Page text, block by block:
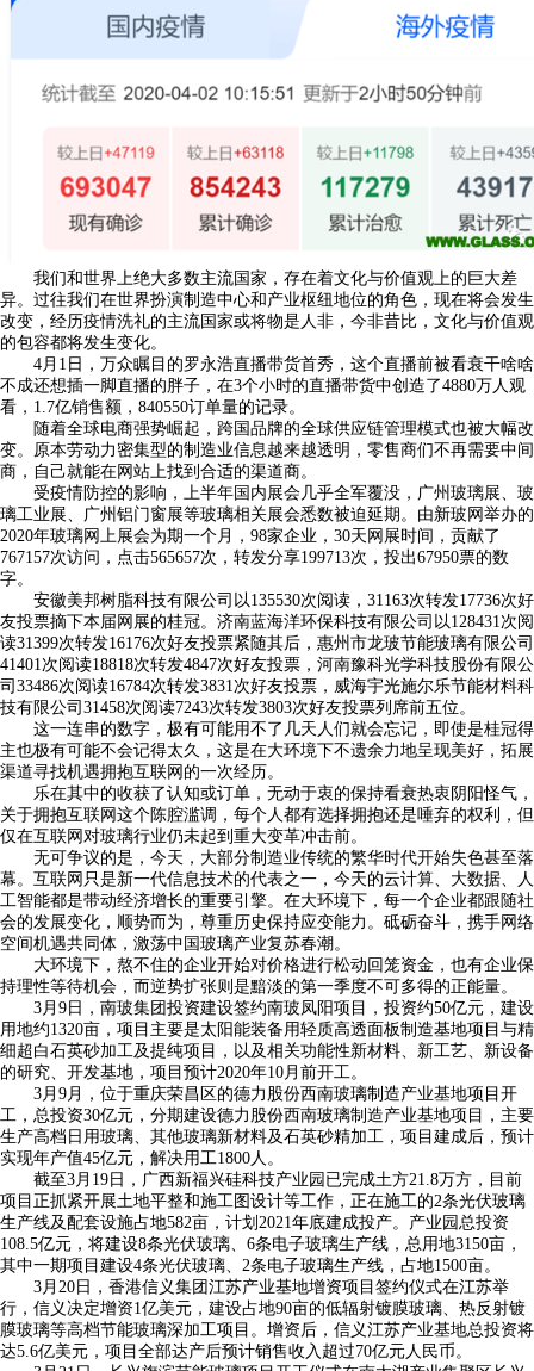
我们和世界上绝大多数主流国家，存在着文化与价值观上的巨大差
异。过往我们在世界扮演制造中心和产业枢纽地位的角色，现在将会发生
改变，经历疫情洗礼的主流国家或将物是人非，今非昔比，文化与价值观
的包容都将发生变化。
4月1日，万众瞩目的罗永浩直播带货首秀，这个直播前被看衰干啥啥
不成还想插一脚直播的胖子，在3个小时的直播带货中创造了4880万人观
看，1.7亿销售额，840550订单量的记录。
随着全球电商强势崛起，跨国品牌的全球供应链管理模式也被大幅改
变。原本劳动力密集型的制造业信息越来越透明，零售商们不再需要中间
商，自己就能在网站上找到合适的渠道商。
受疫情防控的影响，上半年国内展会几乎全军覆没，广州玻璃展、玻
璃工业展、广州铝门窗展等玻璃相关展会悉数被迫延期。由新玻网举办的
2020年玻璃网上展会为期一个月，98家企业，30天网展时间，贡献了
767157次访问，点击565657次，转发分享199713次，投出67950票的数
字。
安徽美邦树脂科技有限公司以135530次阅读，31163次转发17736次好
友投票摘下本届网展的桂冠。济南蓝海洋环保科技有限公司以128431次阅
读31399次转发16176次好友投票紧随其后，惠州市龙玻节能玻璃有限公司
41401次阅读18818次转发4847次好友投票，河南豫科光学科技股份有限公
司33486次阅读16784次转发3831次好友投票，威海宇光施尔乐节能材料科
技有限公司31458次阅读7243次转发3803次好友投票列席前五位。
这一连串的数字，极有可能用不了几天人们就会忘记，即使是桂冠得
主也极有可能不会记得太久，这是在大环境下不遗余力地呈现美好，拓展
渠道寻找机遇拥抱互联网的一次经历。
乐在其中的收获了认知或订单，无动于衷的保持看衰热衷阴阳怪气，
关于拥抱互联网这个陈腔滥调，每个人都有选择拥抱还是唾弃的权利，但
仅在互联网对玻璃行业仍未起到重大变革冲击前。
无可争议的是，今天，大部分制造业传统的繁华时代开始失色甚至落
幕。互联网只是新一代信息技术的代表之一，今天的云计算、大数据、人
工智能都是带动经济增长的重要引擎。在大环境下，每一个企业都跟随社
会的发展变化，顺势而为，尊重历史保持应变能力。砥砺奋斗，携手网络
空间机遇共同体，激荡中国玻璃产业复苏春潮。
大环境下，熬不住的企业开始对价格进行松动回笼资金，也有企业保
持理性等待机会，而逆势扩张则是黯淡的第一季度不可多得的正能量。
3月9日，南玻集团投资建设签约南玻凤阳项目，投资约50亿元，建设
用地约1320亩，项目主要是太阳能装备用轻质高透面板制造基地项目与精
细超白石英砂加工及提纯项目，以及相关功能性新材料、新工艺、新设备
的研究、开发基地，项目预计2020年10月前开工。
3月9月，位于重庆荣昌区的德力股份西南玻璃制造产业基地项目开
工，总投资30亿元，分期建设德力股份西南玻璃制造产业基地项目，主要
生产高档日用玻璃、其他玻璃新材料及石英砂精加工，项目建成后，预计
实现年产值45亿元，解决用工1800人。
截至3月19日，广西新福兴硅科技产业园已完成土方21.8万方，目前
项目正抓紧开展土地平整和施工图设计等工作，正在施工的2条光伏玻璃
生产线及配套设施占地582亩，计划2021年底建成投产。产业园总投资
108.5亿元，将建设8条光伏玻璃、6条电子玻璃生产线，总用地3150亩，
其中一期项目建设4条光伏玻璃、2条电子玻璃生产线，占地1500亩。
3月20日，香港信义集团江苏产业基地增资项目签约仪式在江苏举
行，信义决定增资1亿美元，建设占地90亩的低辐射镀膜玻璃、热反射镀
膜玻璃等高档节能玻璃深加工项目。增资后，信义江苏产业基地总投资将
达5.6亿美元，项目全部达产后预计销售收入超过70亿元人民币。